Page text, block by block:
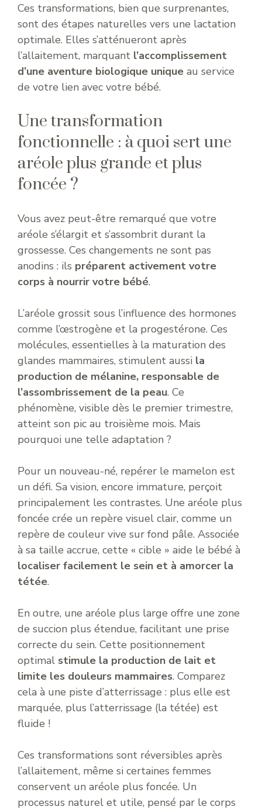
Ces transformations, bien que surprenantes,
sont des étapes naturelles vers une lactation
optimale. Elles s’atténueront après
l’allaitement, marquant l’accomplissement
d’une aventure biologique unique au service
de votre lien avec votre bébé.
Une transformation
fonctionnelle : à quoi sert une
aréole plus grande et plus
foncée ?
Vous avez peut-être remarqué que votre
aréole s’élargit et s’assombrit durant la
grossesse. Ces changements ne sont pas
anodins : ils préparent activement votre
corps à nourrir votre bébé.
L’aréole grossit sous l’influence des hormones
comme l’œstrogène et la progestérone. Ces
molécules, essentielles à la maturation des
glandes mammaires, stimulent aussi la
production de mélanine, responsable de
l’assombrissement de la peau. Ce
phénomène, visible dès le premier trimestre,
atteint son pic au troisième mois. Mais
pourquoi une telle adaptation ?
Pour un nouveau-né, repérer le mamelon est
un défi. Sa vision, encore immature, perçoit
principalement les contrastes. Une aréole plus
foncée crée un repère visuel clair, comme un
repère de couleur vive sur fond pâle. Associée
à sa taille accrue, cette « cible » aide le bébé à
localiser facilement le sein et à amorcer la
tétée.
En outre, une aréole plus large offre une zone
de succion plus étendue, facilitant une prise
correcte du sein. Cette positionnement
optimal stimule la production de lait et
limite les douleurs mammaires. Comparez
cela à une piste d’atterrissage : plus elle est
marquée, plus l’atterrissage (la tétée) est
fluide !
Ces transformations sont réversibles après
l’allaitement, même si certaines femmes
conservent un aréole plus foncée. Un
processus naturel et utile, pensé par le corps